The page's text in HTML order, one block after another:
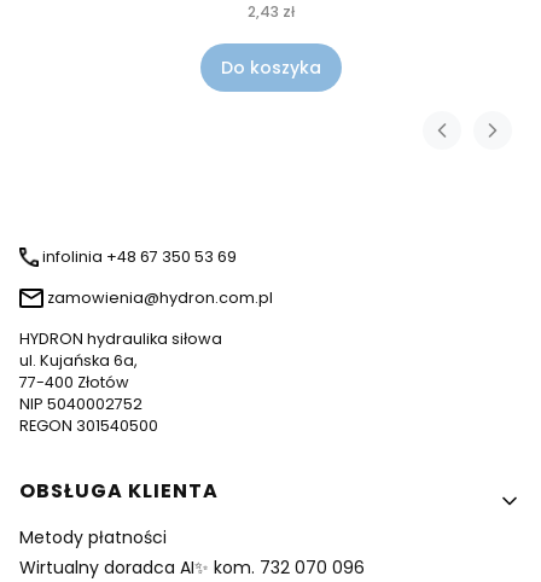
2,43 zł
Do koszyka
infolinia +48 67 350 53 69
zamowienia@hydron.com.pl
HYDRON hydraulika siłowa
ul. Kujańska 6a,
77-400 Złotów
NIP 5040002752
REGON 301540500
Linki w stopce
OBSŁUGA KLIENTA
Metody płatności
Wirtualny doradca AI✨ kom. 732 070 096